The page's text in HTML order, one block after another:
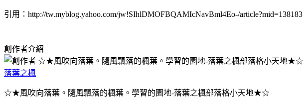
引用：http://tw.myblog.yahoo.com/jw!SIhlDMOFBQAMIcNavBml4Eo-/article?mid=138183
創作者介紹
落葉之楓
☆★風吹向落葉。隨風飄落的楓葉。學習的園地-落葉之楓部落格小天地★☆